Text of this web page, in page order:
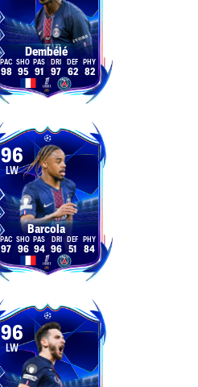
Dembélé
98 95 91 97 62 82
96
LW
Barcola
97 96 94 96 51 84
96
LW